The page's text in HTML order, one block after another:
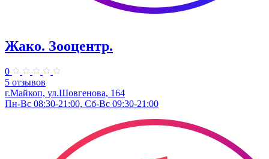
Жако. Зооцентр.
0
5 отзывов
г.Майкоп, ул.Шовгенова, 164
Пн-Вс 08:30-21:00, Сб-Вс 09:30-21:00